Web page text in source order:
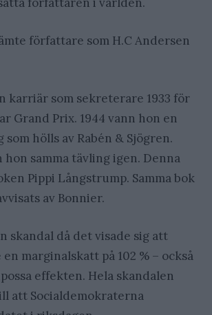
författare som H.C Andersen
karriär som sekreterare 1933 för
Grand Prix. 1944 vann hon en
hölls av Rabén & Sjögren.
samma tävling igen. Denna
Pippi Långstrump. Samma bok
av Bonnier.
skandal då det visade sig att
marginalskatt på 102 % – också
effekten. Hela skandalen
att Socialdemokraterna